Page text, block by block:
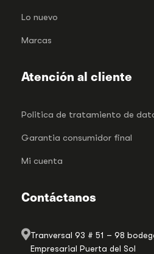
Lo nuevo
Marcas
Atención al cliente
Politica de tratamiento de
Garantia consumidor final
Mi cuenta
Contáctanos
Tranversal 93 # 51 – 98
Empresarial Puerta del Sol